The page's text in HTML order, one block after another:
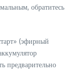
обратитесь
(эфирный
предварительно